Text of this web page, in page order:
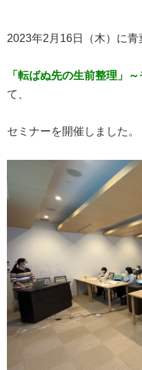
2023年2月16日（木）に青
「転ばぬ先の生前整理」
て、
セミナーを開催しました。